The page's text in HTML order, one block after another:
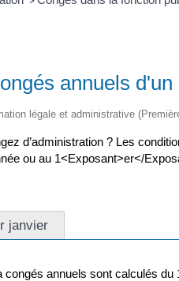
annuels
légale et administrative
d’administration ? Les
ou au 1<Exposant>er</
janvier
congés annuels sont calculés